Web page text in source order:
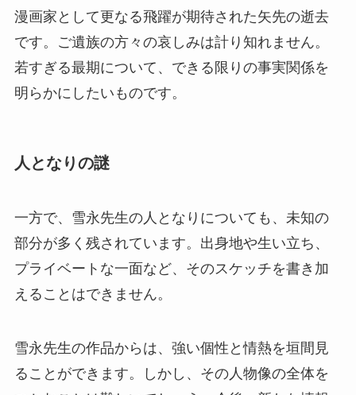
漫画家として更なる飛躍が期待された矢先の逝去
です。ご遺族の方々の哀しみは計り知れません。
若すぎる最期について、できる限りの事実関係を
明らかにしたいものです。
人となりの謎
一方で、雪永先生の人となりについても、未知の
部分が多く残されています。出身地や生い立ち、
プライベートな一面など、そのスケッチを書き加
えることはできません。
雪永先生の作品からは、強い個性と情熱を垣間見
ることができます。しかし、その人物像の全体を